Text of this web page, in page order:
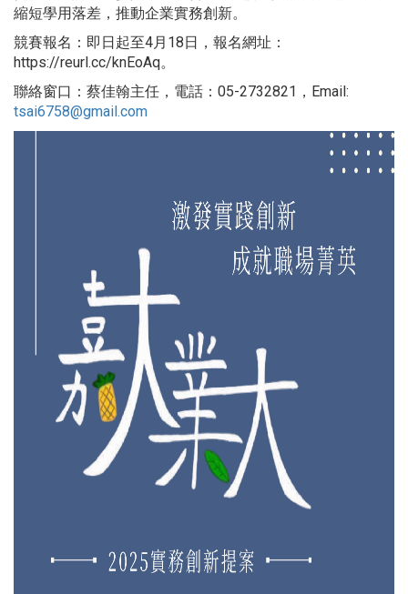
縮短學用落差，推動企業實務創新。
競賽報名：即日起至4月18日，報名網址：
https://reurl.cc/knEoAq。
聯絡窗口：蔡佳翰主任，電話：05-2732821，Email:
tsai6758@gmail.com